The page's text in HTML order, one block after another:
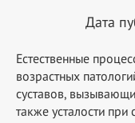
Дата
Естественные
возрастных
суставов,
также усталости при